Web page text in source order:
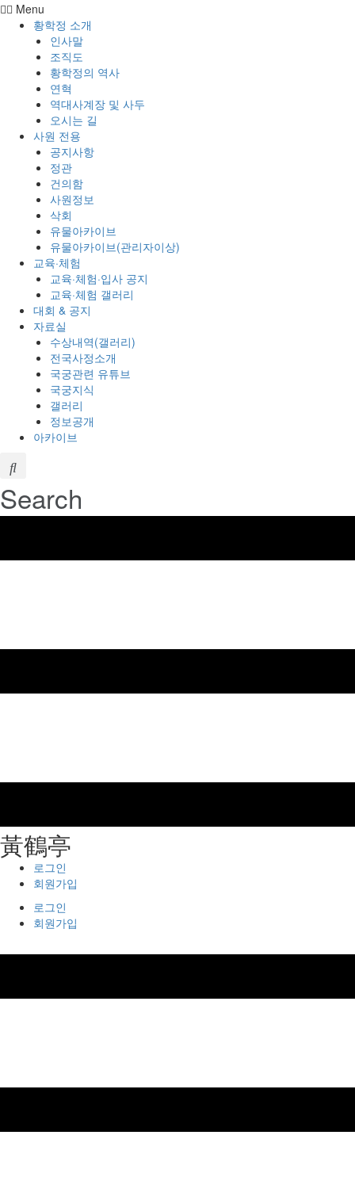
Menu
황학정 소개
인사말
조직도
황학정의 역사
연혁
역대사계장 및 사두
오시는 길
사원 전용
공지사항
정관
건의함
사원정보
삭회
유물아카이브
유물아카이브(관리자이상)
교육·체험
교육·체험·입사 공지
교육·체험 갤러리
대회 & 공지
자료실
수상내역(갤러리)
전국사정소개
국궁관련 유튜브
국궁지식
갤러리
정보공개
아카이브
Search
⿈鶴亭
로그인
회원가입
로그인
회원가입